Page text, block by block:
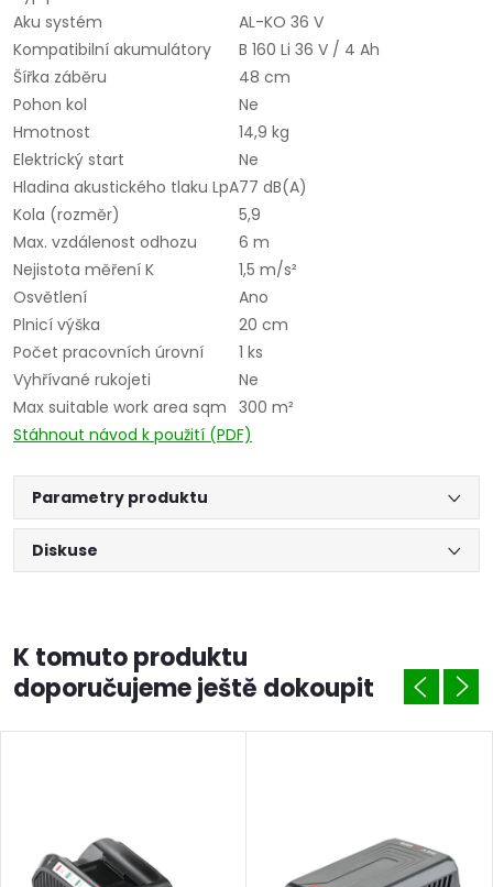
Aku systém
AL-KO 36 V
Kompatibilní akumulátory
B 160 Li 36 V / 4 Ah
Šířka záběru
48 cm
Pohon kol
Ne
Hmotnost
14,9 kg
Elektrický start
Ne
Hladina akustického tlaku LpA77 dB(A)
Kola (rozměr)
5,9
Max. vzdálenost odhozu
6 m
Nejistota měření K
1,5 m/s²
Osvětlení
Ano
Plnicí výška
20 cm
Počet pracovních úrovní
1 ks
Vyhřívané rukojeti
Ne
Max suitable work area sqm 300 m²
Stáhnout návod k použití (PDF)
Parametry produktu
Diskuse
K tomuto produktu
doporučujeme ještě dokoupit